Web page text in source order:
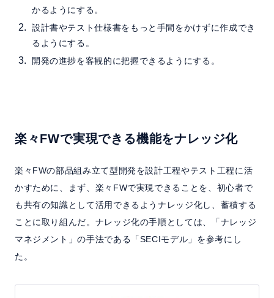
かるようにする。
設計書やテスト仕様書をもっと手間をかけずに作成でき
るようにする。
開発の進捗を客観的に把握できるようにする。
楽々FWで実現できる機能をナレッジ化
楽々FWの部品組み立て型開発を設計工程やテスト工程に活
かすために、まず、楽々FWで実現できることを、初心者で
も共有の知識として活用できるようナレッジ化し、蓄積する
ことに取り組んだ。ナレッジ化の手順としては、「ナレッジ
マネジメント」の手法である「SECIモデル」を参考にし
た。